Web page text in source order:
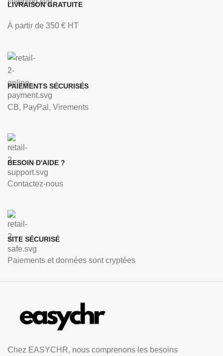
LIVRAISON GRATUITE
À partir de 350 € HT
PAIEMENTS SÉCURISÉS
CB, PayPal, Virements
BESOIN D'AIDE ?
Contactez-nous
SITE SÉCURISÉ
Paiements et données sont cryptées
Chez EASYCHR, nous comprenons les besoins